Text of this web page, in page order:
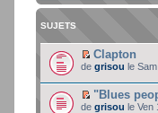
SUJETS
Clapton
de grisou le
"Blues
de grisou le Ven